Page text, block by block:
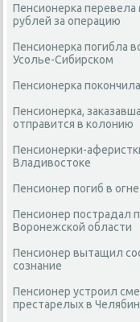
Пенсионерка
рублей за операцию
Пенсионерка погибла
Усолье-Сибирском
Пенсионерка
Пенсионерка,
отправится в колонию
Пенсионерки-
Владивостоке
Пенсионер погиб в
Пенсионер пострадал
Воронежской области
Пенсионер вытащил
сознание
Пенсионер устроил
престарелых в